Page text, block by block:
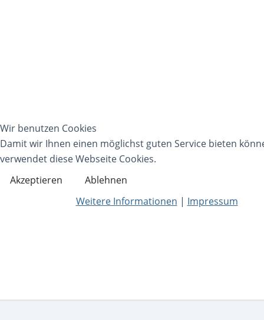
Wir benutzen Cookies
Damit wir Ihnen einen möglichst guten Service bieten
verwendet diese Webseite Cookies.
Akzeptieren
Ablehnen
Weitere Informationen | Impressum